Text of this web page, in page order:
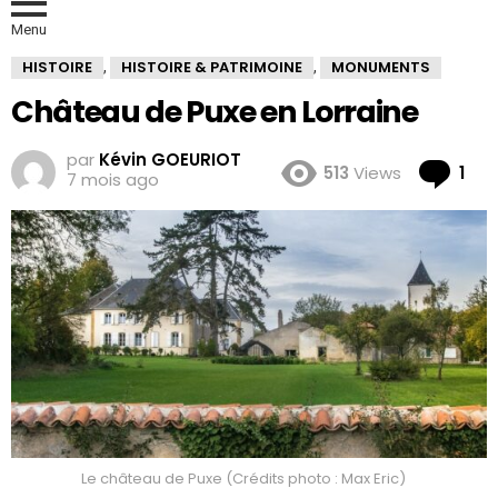
Menu
HISTOIRE , HISTOIRE & PATRIMOINE , MONUMENTS
Château de Puxe en Lorraine
par Kévin GOEURIOT
7 mois ago
513 Views 1
Le château de Puxe (Crédits photo : Max Eric)